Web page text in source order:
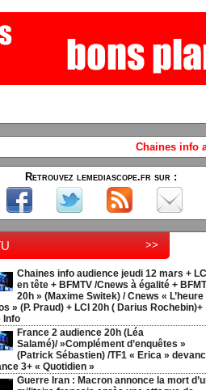
Chaines info audience jeudi 12
Retrouvez lemediascope.fr sur :
>>
Chaines info audience jeudi 12 mars + LCI
en tête + BFMTV /Cnews à égalité +
20h » (Maxime Switek) / Cnews « L’heure
» (P. Praud) + LCI 20h ( Darius Rochebin)+
Info
France 2 audience 20h (Léa
Salamé)/ »Complément d’enquêtes »
(Patrick Sébastien) /TF1 « Erica »
3+ « Quotidien »
Guerre Iran : Macron annonce la mort